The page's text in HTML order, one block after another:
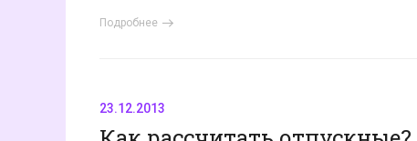
Подробнее
23.12.2013